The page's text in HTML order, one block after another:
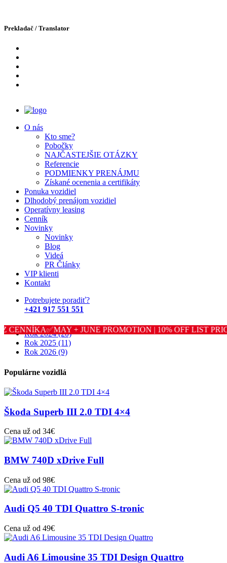
Prekladač / Translator
O nás
Kto sme?
Pobočky
NAJČASTEJŠIE OTÁZKY
Referencie
PODMIENKY PRENÁJMU
Získané ocenenia a certifikáty
Ponuka vozidiel
Dlhodobý prenájom vozidiel
Operatívny leasing
Cenník
Novinky
Novinky
Blog
Videá
PR Články
VIP klienti
Kontakt
Potrebujete poradiť?
+421 917 551 551
+ JUNE PROMOTION | 10% OFF LIST
Domov
Novinky
Mercedes-Benz GLE 400d coupe NEW MODEL
01.09.2022Archív 2022
Mercedes-Benz GLE 400d coupe NEW MODEL
Mercedes-Benz GLE 400d coupe - NEW MODEL
V najvyššej výbave, je pripravený zažiť s Vami komfortnú jazdu
nabitú tými najlepšími zážitkami.
Archív
Rok 2022(12)
Rok 2023(31)
Rok 2024(20)
Rok 2025 (11)
Rok 2026 (9)
Populárne vozidlá
Škoda Superb III 2.0 TDI 4×4
Cena už od 34€
BMW 740D xDrive Full
Cena už od 98€
Audi Q5 40 TDI Quattro S-tronic
Cena už od 49€
Audi A6 Limousine 35 TDI Design Quattro